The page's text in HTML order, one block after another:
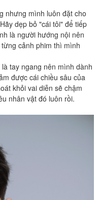
nhưng mình luôn đặt cho
dẹp bỏ "cái tôi" để tiếp
là người hướng nội nên
cảnh phim thì mình
tay ngang nên mình dành
được cái chiều sâu của
khỏi vai diễn sẽ chậm
nhân vật đó luôn rồi.